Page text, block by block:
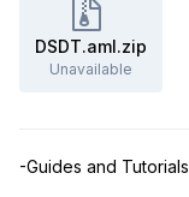
DSDT.aml.zip
Unavailable
-Guides and Tutorials